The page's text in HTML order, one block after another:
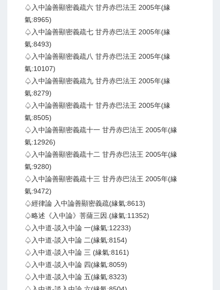
♤入中論善顯密義疏六 甘丹赤巴法王 2005年(緣
氣:8965)
♤入中論善顯密義疏七 甘丹赤巴法王 2005年(緣
氣:8493)
♤入中論善顯密義疏八 甘丹赤巴法王 2005年(緣
氣:10107)
♤入中論善顯密義疏九 甘丹赤巴法王 2005年(緣
氣:8279)
♤入中論善顯密義疏十 甘丹赤巴法王 2005年(緣
氣:8505)
♤入中論善顯密義疏十一 甘丹赤巴法王 2005年(緣
氣:12926)
♤入中論善顯密義疏十二 甘丹赤巴法王 2005年(緣
氣:9280)
♤入中論善顯密義疏十三 甘丹赤巴法王 2005年(緣
氣:9472)
♤經律論 入中論善顯密義疏(緣氣:8613)
♤略述《入中論》菩薩三因.(緣氣:11352)
♤入中道-談入中論 一(緣氣:12233)
♤入中道-談入中論 二(緣氣:8154)
♤入中道-談入中論 三 (緣氣:8161)
♤入中道-談入中論 四(緣氣:8059)
♤入中道-談入中論 五(緣氣:8323)